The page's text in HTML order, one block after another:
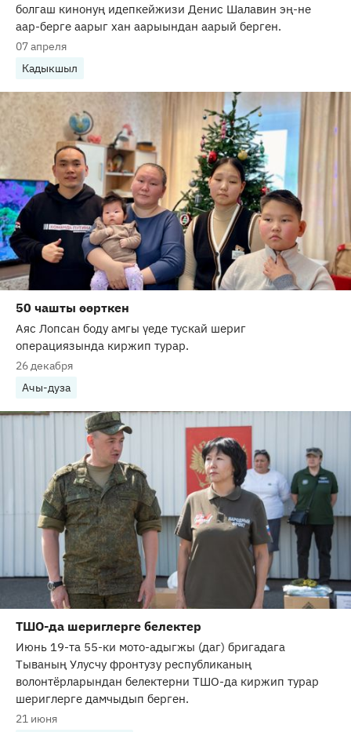
болгаш кинонуң идепкейжизи Денис Шалавин эң-не
аар-берге аарыг хан аарыындан аарый берген.
07 апреля
Кадыкшыл
50 чашты өөрткен
Аяс Лопсан боду амгы үеде тускай шериг
операциязында киржип турар.
26 декабря
Ачы-дуза
ТШО-да шериглерге белектер
Июнь 19-та 55-ки мото-адыгжы (даг) бригадага
Тываның Улусчу фронтузу республиканың
волонтёрларындан белектерни ТШО-да киржип турар
шериглерге дамчыдып берген.
21 июня